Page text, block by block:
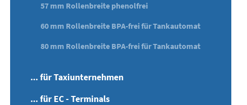
57 mm Rollenbreite phenolfrei
60 mm Rollenbreite BPA-frei für Tankautomat
80 mm Rollenbreite BPA-frei für Tankautomat
... für Taxiunternehmen
... für EC - Terminals